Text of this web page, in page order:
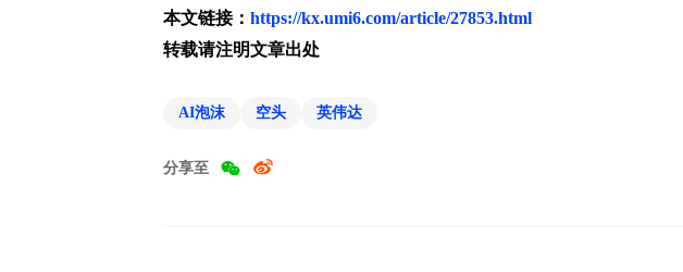
本文链接： https://kx.umi6.com/article/27853.html
转载请注明文章出处
AI泡沫 空头 英伟达
分享至